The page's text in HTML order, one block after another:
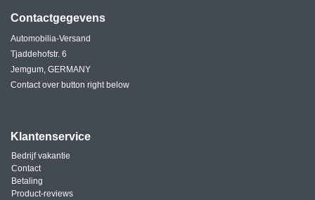
Contactgegevens
Automobilia-Versand
Tjaddehofstr. 6
Jemgum, GERMANY
Contact over button right below
Klantenservice
Bedrijf vakantie
Contact
Betaling
Product-reviews